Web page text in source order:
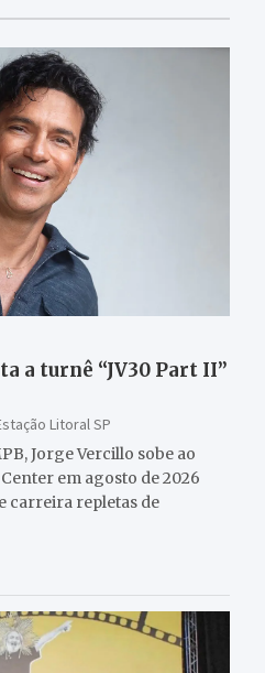
a turnê “JV30 Part II”
Litoral SP
Jorge Vercillo sobe ao
em agosto de 2026
carreira repletas de